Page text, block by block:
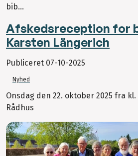
bib...
Afskedsreception for
Karsten Längerich
Publiceret 07-10-2025
Nyhed
Onsdag den 22. oktober 2025 fra kl.
Rådhus